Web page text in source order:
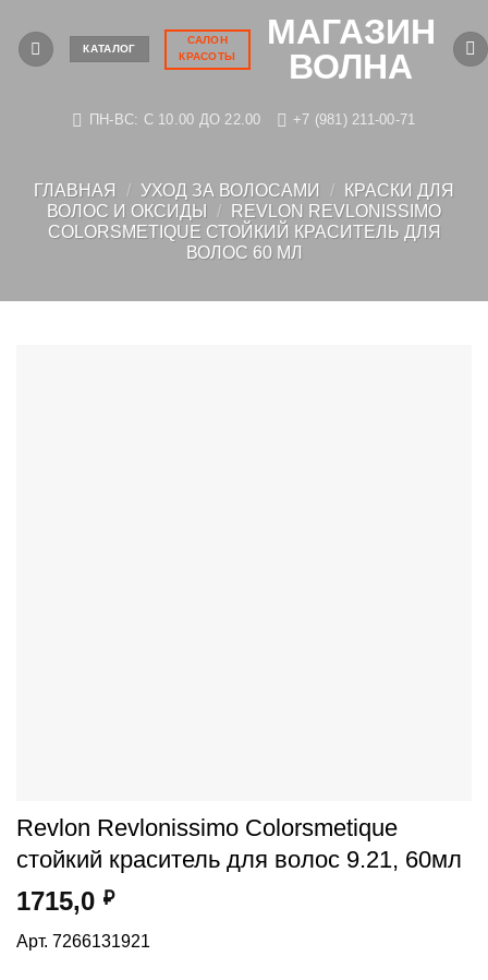
content
МАГАЗИН
ВОЛНА
КАТАЛОГ
САЛОН
КРАСОТЫ
ПН-ВС: C 10.00 ДО 22.00 +7 (981) 211-00-71
ГЛАВНАЯ / УХОД ЗА ВОЛОСАМИ /
КРАСКИ ДЛЯ
ВОЛОС И ОКСИДЫ /
REVLON REVLONISSIMO
COLORSMETIQUE СТОЙКИЙ КРАСИТЕЛЬ ДЛЯ
ВОЛОС 60 МЛ
Revlon Revlonissimo Colorsmetique
стойкий краситель для волос 9.21, 60мл
1715,0 ₽
Арт. 7266131921